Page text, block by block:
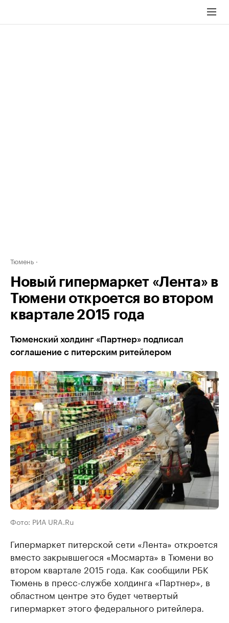
Тюмень
Новый гипермаркет «Лента» в
Тюмени откроется во втором
квартале 2015 года
Тюменский холдинг «Партнер» подписал
соглашение с питерским ритейлером
Фото: РИА URA.Ru
Гипермаркет питерской сети «Лента» откроется
вместо закрывшегося «Мосмарта» в Тюмени во
втором квартале 2015 года. Как сообщили РБК
Тюмень в пресс-службе холдинга «Партнер», в
областном центре это будет четвертый
гипермаркет этого федерального ритейлера.